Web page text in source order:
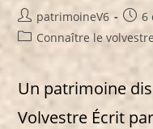
Auteur/autrice
de
patrimoineV6
6
PostConnaître le volvestre
Un patrimoine
Volvestre Écrit